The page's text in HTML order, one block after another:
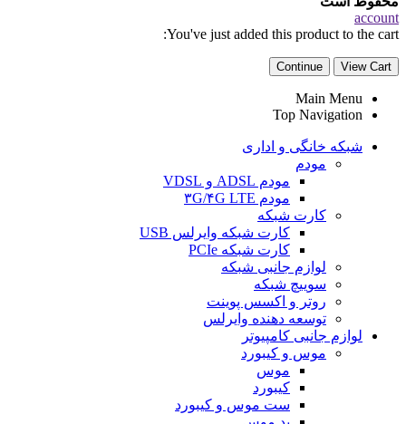
account
You've just added this product to the cart:
View Cart
Continue
Main Menu
Top Navigation
شبکه خانگی و اداری
مودم
مودم ADSL و VDSL
مودم ۳G/۴G LTE
کارت شبکه
کارت شبکه وایرلس USB
کارت شبکه PCIe
لوازم جانبی شبکه
سوییچ شبکه
روتر و اکسس پوینت
توسعه دهنده وایرلس
لوازم جانبی کامپیوتر
موس و کیبورد
موس
کیبورد
ست موس و کیبورد